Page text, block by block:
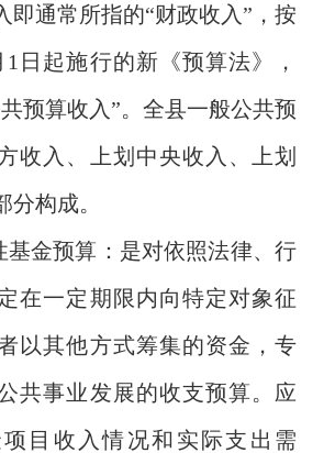
即通常所指的“财政收入”，按
1日起施行的新《预算法》，
预算收入”。全县一般公共预
收入、上划中央收入、上划
分构成。
基金预算：是对依照法律、行
在一定期限内向特定对象征
以其他方式筹集的资金，专
共事业发展的收支预算。应
目收入情况和实际支出需